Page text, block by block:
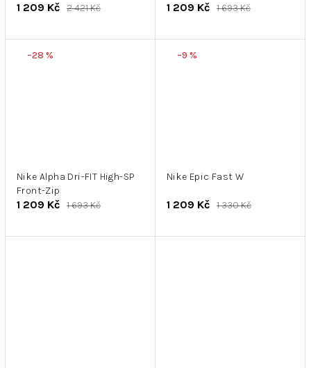
1 209 Kč 2 421 Kč 1 209 Kč 1 693 Kč
–28 %
Nike Alpha Dri-FIT High-SP
Front-Zip
1 209 Kč 1 693 Kč
–9 %
Nike Epic Fast W
1 209 Kč 1 330 Kč